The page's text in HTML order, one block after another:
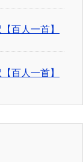
百人一首】
百人一首】